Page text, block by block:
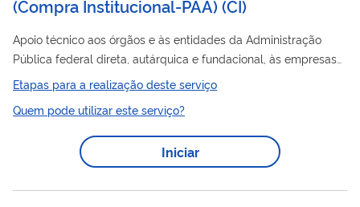
(Compra Institucional-PAA) (CI)
Apoio técnico aos órgãos e às entidades da Administração
Pública federal direta, autárquica e fundacional, às empresas
públicas e às sociedades de economia mista para, em
consonância com o Decreto 11.802, de 28/11/2023, e com o
Art. 8º da Lei 14.628, de 20/07/2023, efetuarem a aquisição de
gêneros alimentícios produzidos por agricultores familiares e
suas organizações, empreendedores familiares rurais e demais
ficará a critério...
Etapas para a realização deste serviço
Quem pode utilizar este serviço?
Iniciar